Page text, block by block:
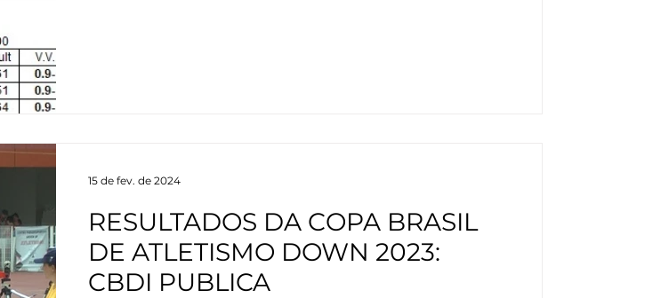
RESULTADOS DA COPA BRASIL
DE ATLETISMO DOWN 2023:
CBDI PUBLICA
15 de fev. de 2024